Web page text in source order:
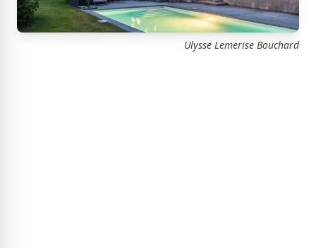
Ulysse Lemerise Bouchard